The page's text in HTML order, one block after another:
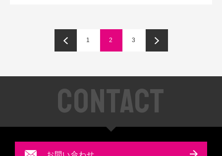
1 2 3
CONTACT
お問い合わせ